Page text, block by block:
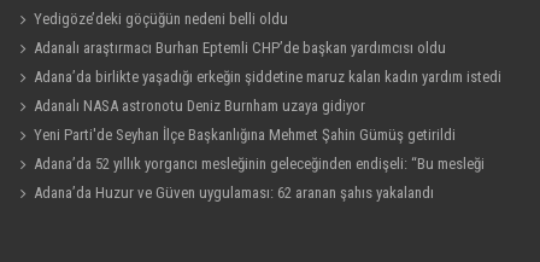
Yedigöze’deki göçüğün nedeni belli oldu
Adanalı araştırmacı Burhan Eptemli CHP’de başkan yardımcısı oldu
Adana’da birlikte yaşadığı erkeğin şiddetine maruz kalan kadın yardım istedi
Adanalı NASA astronotu Deniz Burnham uzaya gidiyor
Yeni Parti'de Seyhan İlçe Başkanlığına Mehmet Şahin Gümüş getirildi
Adana’da 52 yıllık yorgancı mesleğinin geleceğinden endişeli: “Bu mesleği
çocuğuma bile öğretemedim”
Adana’da Huzur ve Güven uygulaması: 62 aranan şahıs yakalandı